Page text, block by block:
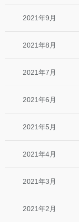
2021年9月
2021年8月
2021年7月
2021年6月
2021年5月
2021年4月
2021年3月
2021年2月